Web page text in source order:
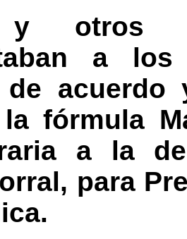
y otros
a
de
fórmula
a la
para